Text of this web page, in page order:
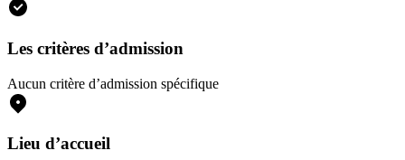
Les critères d’admission
Aucun critère d’admission spécifique
Lieu d’accueil